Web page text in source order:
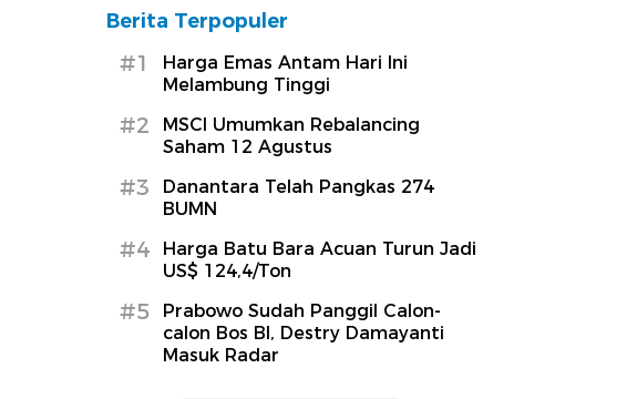
Berita Terpopuler
#1
Harga Emas Antam Hari Ini
Melambung Tinggi
#2
MSCI Umumkan Rebalancing
Saham 12 Agustus
#3
Danantara Telah Pangkas 274
BUMN
#4
Harga Batu Bara Acuan Turun Jadi
US$ 124,4/Ton
#5
Prabowo Sudah Panggil Calon-
calon Bos BI, Destry Damayanti
Masuk Radar